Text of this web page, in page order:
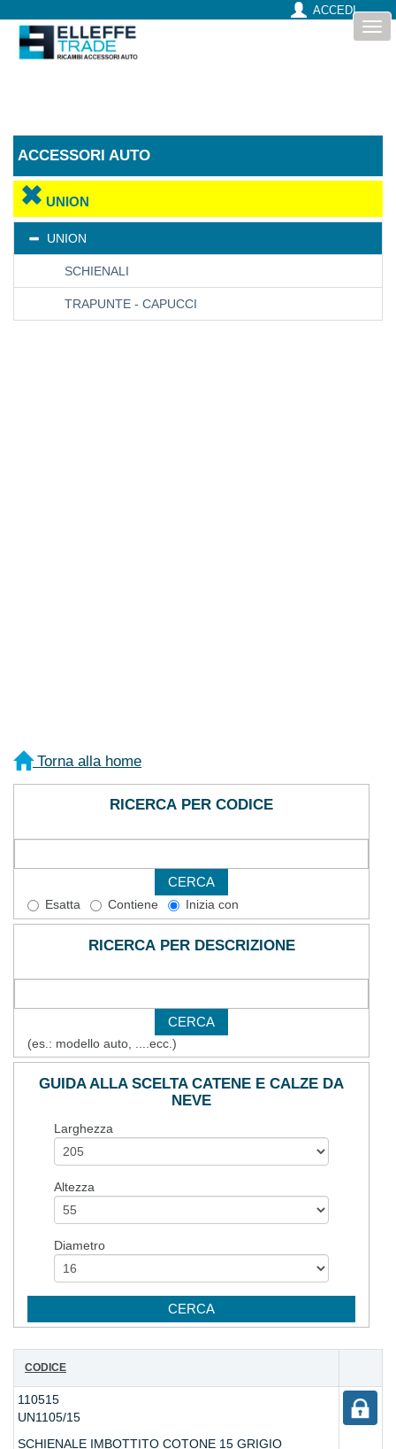
ACCEDI
ACCESSORI AUTO
UNION
UNION
SCHIENALI
TRAPUNTE - CAPUCCI
Torna alla home
RICERCA PER CODICE
Esatta Contiene Inizia con
RICERCA PER DESCRIZIONE
(es.: modello auto, ....ecc.)
GUIDA ALLA SCELTA CATENE E CALZE DA
NEVE
Larghezza
Altezza
Diametro
CODICE
110515
UN1105/15
SCHIENALE IMBOTTITO COTONE 15 GRIGIO